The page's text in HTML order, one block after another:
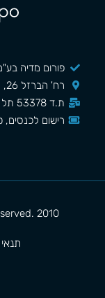
פורום מדיה בע"מ, ח.פ
רח' הברזל 26, רמת החי"ל, תל אביב
ת.ד 53378 תל אביב 61534
רישום לכנסים, טל' 03-
2010©